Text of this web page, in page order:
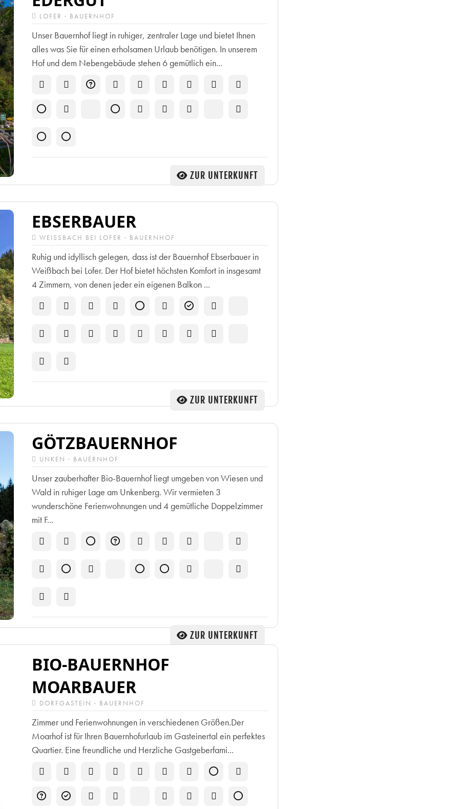
5
2
LOFER · BAUERNHOF
Unser Bauernhof liegt in ruhiger, zentraler Lage und bietet Ihnen
alles was Sie für einen erholsamen Urlaub benötigen. In unserem
Hof und dem Nebengebäude stehen 6 gemütlich ein...
ZUR UNTERKUNFT
EBSERBAUER
WEISSBACH BEI LOFER · BAUERNHOF
Ruhig und idyllisch gelegen, dass ist der Bauernhof Ebserbauer in
Weißbach bei Lofer. Der Hof bietet höchsten Komfort in insgesamt
4 Zimmern, von denen jeder ein eigenen Balkon ...
ZUR UNTERKUNFT
GÖTZBAUERNHOF
UNKEN · BAUERNHOF
Unser zauberhafter Bio-Bauernhof liegt umgeben von Wiesen und
Wald in ruhiger Lage am Unkenberg. Wir vermieten 3
wunderschöne Ferienwohnungen und 4 gemütliche Doppelzimmer
mit F...
ZUR UNTERKUNFT
BIO-BAUERNHOF
MOARBAUER
DORFGASTEIN · BAUERNHOF
Zimmer und Ferienwohnungen in verschiedenen Größen.Der
Moarhof ist für Ihren Bauernhofurlaub im Gasteinertal ein perfektes
Quartier. Eine freundliche und Herzliche Gastgeberfami...